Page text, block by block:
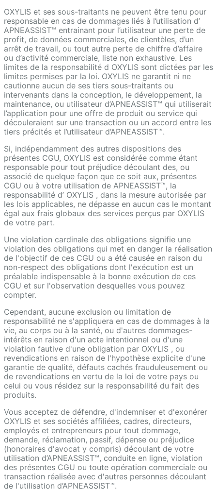
OXYLIS et ses sous-traitants ne peuvent être tenu pour
responsable en cas de dommages liés à l’utilisation d’
APNEASSIST™ entrainant pour l’utilisateur une perte de
profit, de données commerciales, de clientèles, d’un
arrêt de travail, ou tout autre perte de chiffre d’affaire
ou d’activité commerciale, liste non exhaustive. Les
limites de la responsabilité d OXYLIS sont dictées par les
limites permises par la loi. OXYLIS ne garantit ni ne
cautionne aucun de ses tiers sous-traitants ou
intervenants dans la conception, le développement, la
maintenance, ou utilisateur d’APNEASSIST™ qui utiliserait
l’application pour une offre de produit ou service qui
découleraient sur une transaction ou un accord entre les
tiers précités et l’utilisateur d’APNEASSIST™.
Si, indépendamment des autres dispositions des
présentes CGU, OXYLIS est considérée comme étant
responsable pour tout préjudice découlant des, ou
associé de quelque façon que ce soit aux, présentes
CGU ou à votre utilisation de APNEASSIST™, la
responsabilité d’ OXYLIS , dans la mesure autorisée par
les lois applicables, ne dépasse en aucun cas le montant
égal aux frais globaux des services perçus par OXYLIS
de votre part.
Une violation cardinale des obligations signifie une
violation des obligations qui met en danger la réalisation
de l'objectif de ces CGU ou a été causée en raison du
non-respect des obligations dont l'exécution est un
préalable indispensable à la bonne exécution de ces
CGU et sur l'observation desquelles vous pouvez
compter.
Cependant, aucune exclusion ou limitation de
responsabilité ne s'appliquera en cas de dommages à la
vie, au corps ou à la santé, ou d'autres dommages-
intérêts en raison d'un acte intentionnel ou d'une
violation fautive d'une obligation par OXYLIS , ou
revendications en raison de l'hypothèse explicite d'une
garantie de qualité, défauts cachés frauduleusement ou
de revendications en vertu de la loi de votre pays ou
celui ou vous résidez sur la responsabilité du fait des
produits.
Vous acceptez de défendre, d'indemniser et d'exonérer
OXYLIS et ses sociétés affiliées, cadres, directeurs,
employés et entrepreneurs pour tout dommage,
demande, réclamation, passif, dépense ou préjudice
(honoraires d'avocat y compris) découlant de votre
utilisation d’APNEASSIST™, conduite en ligne, violation
des présentes CGU ou toute opération commerciale ou
transaction réalisée avec d'autres personnes découlant
de l'utilisation d’APNEASSIST™.